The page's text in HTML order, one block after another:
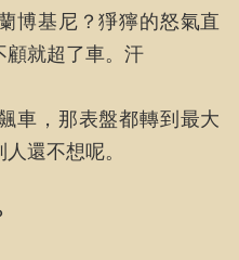
博基尼？猙獰的怒氣直
顧就超了車。汗
車，那表盤都轉到最大
還不想呢。